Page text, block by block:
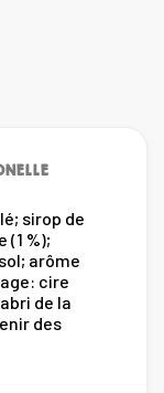
sirop de
%);
arôme
cire
de la
des